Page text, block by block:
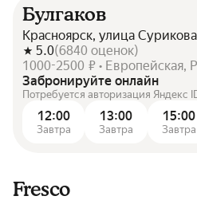
Булгаков
Красноярск, улица
5.0(6840 оценок)
1000-2500 ₽ • Европейская,
Забронируйте онлайн
Потребуется авторизация Яндекс
12:00
Завтра
13:00
Завтра
15:00
Завтра
Fresco